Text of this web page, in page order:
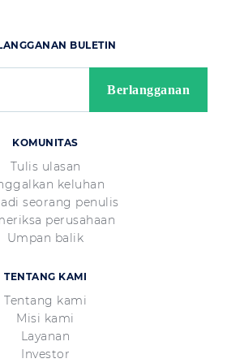
KOMUNITAS
Tulis ulasan
keluhan
seorang penulis
perusahaan
Umpan balik
TENTANG KAMI
Tentang kami
Misi kami
Layanan
Investor
BULETIN